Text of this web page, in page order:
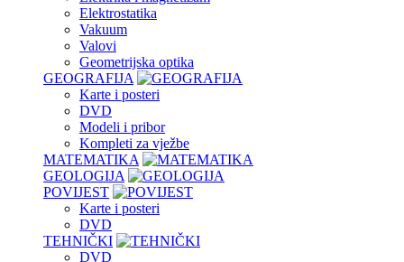
Elektrostatika
Vakuum
Valovi
Geometrijska optika
GEOGRAFIJA
Karte i posteri
DVD
Modeli i pribor
Kompleti za vježbe
MATEMATIKA
GEOLOGIJA
POVIJEST
Karte i posteri
DVD
TEHNIČKI
DVD